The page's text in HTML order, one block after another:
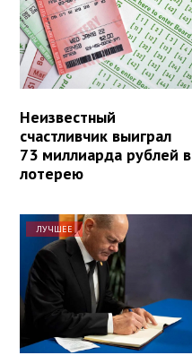
Неизвестный
счастливчик выиграл
73 миллиарда рублей в
лотерею
ЛУЧШЕЕ